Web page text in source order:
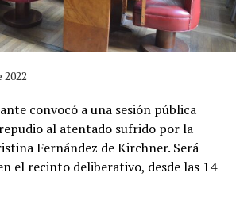
convocó a una sesión pública
al atentado sufrido por la
Fernández de Kirchner. Será
el recinto deliberativo, desde las 14